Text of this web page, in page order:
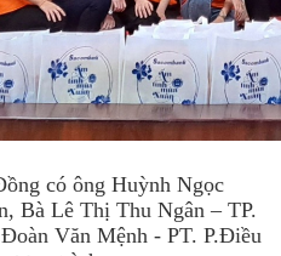
có ông Huỳnh Ngọc
Bà Lê Thị Thu Ngân – TP.
Văn Mệnh - PT. P.Điều